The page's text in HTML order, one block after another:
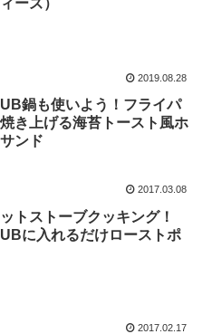
2019.08.28
鍋も使いよう！フライパ
き上げる海苔トースト風ホ
ンド
2017.03.08
トストーブクッキング！
に入れるだけローストポ
2017.02.17